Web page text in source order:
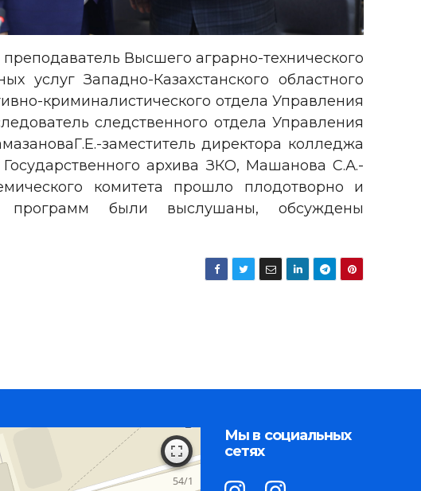
Высшего аграрно-технического
услуг Западно-Казахстанского областного
криминалистического отдела Управления
следственного отдела Управления
заместитель директора колледжа
архива ЗКО, Машанова С.А.-
комитета прошло плодотворно и
программ были выслушаны, обсуждены
Мы в социальных
сетях